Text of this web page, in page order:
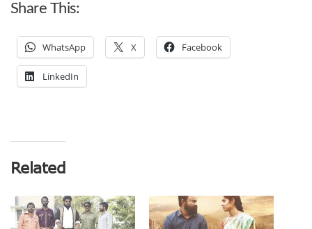
Share This:
WhatsApp X Facebook
LinkedIn
Related